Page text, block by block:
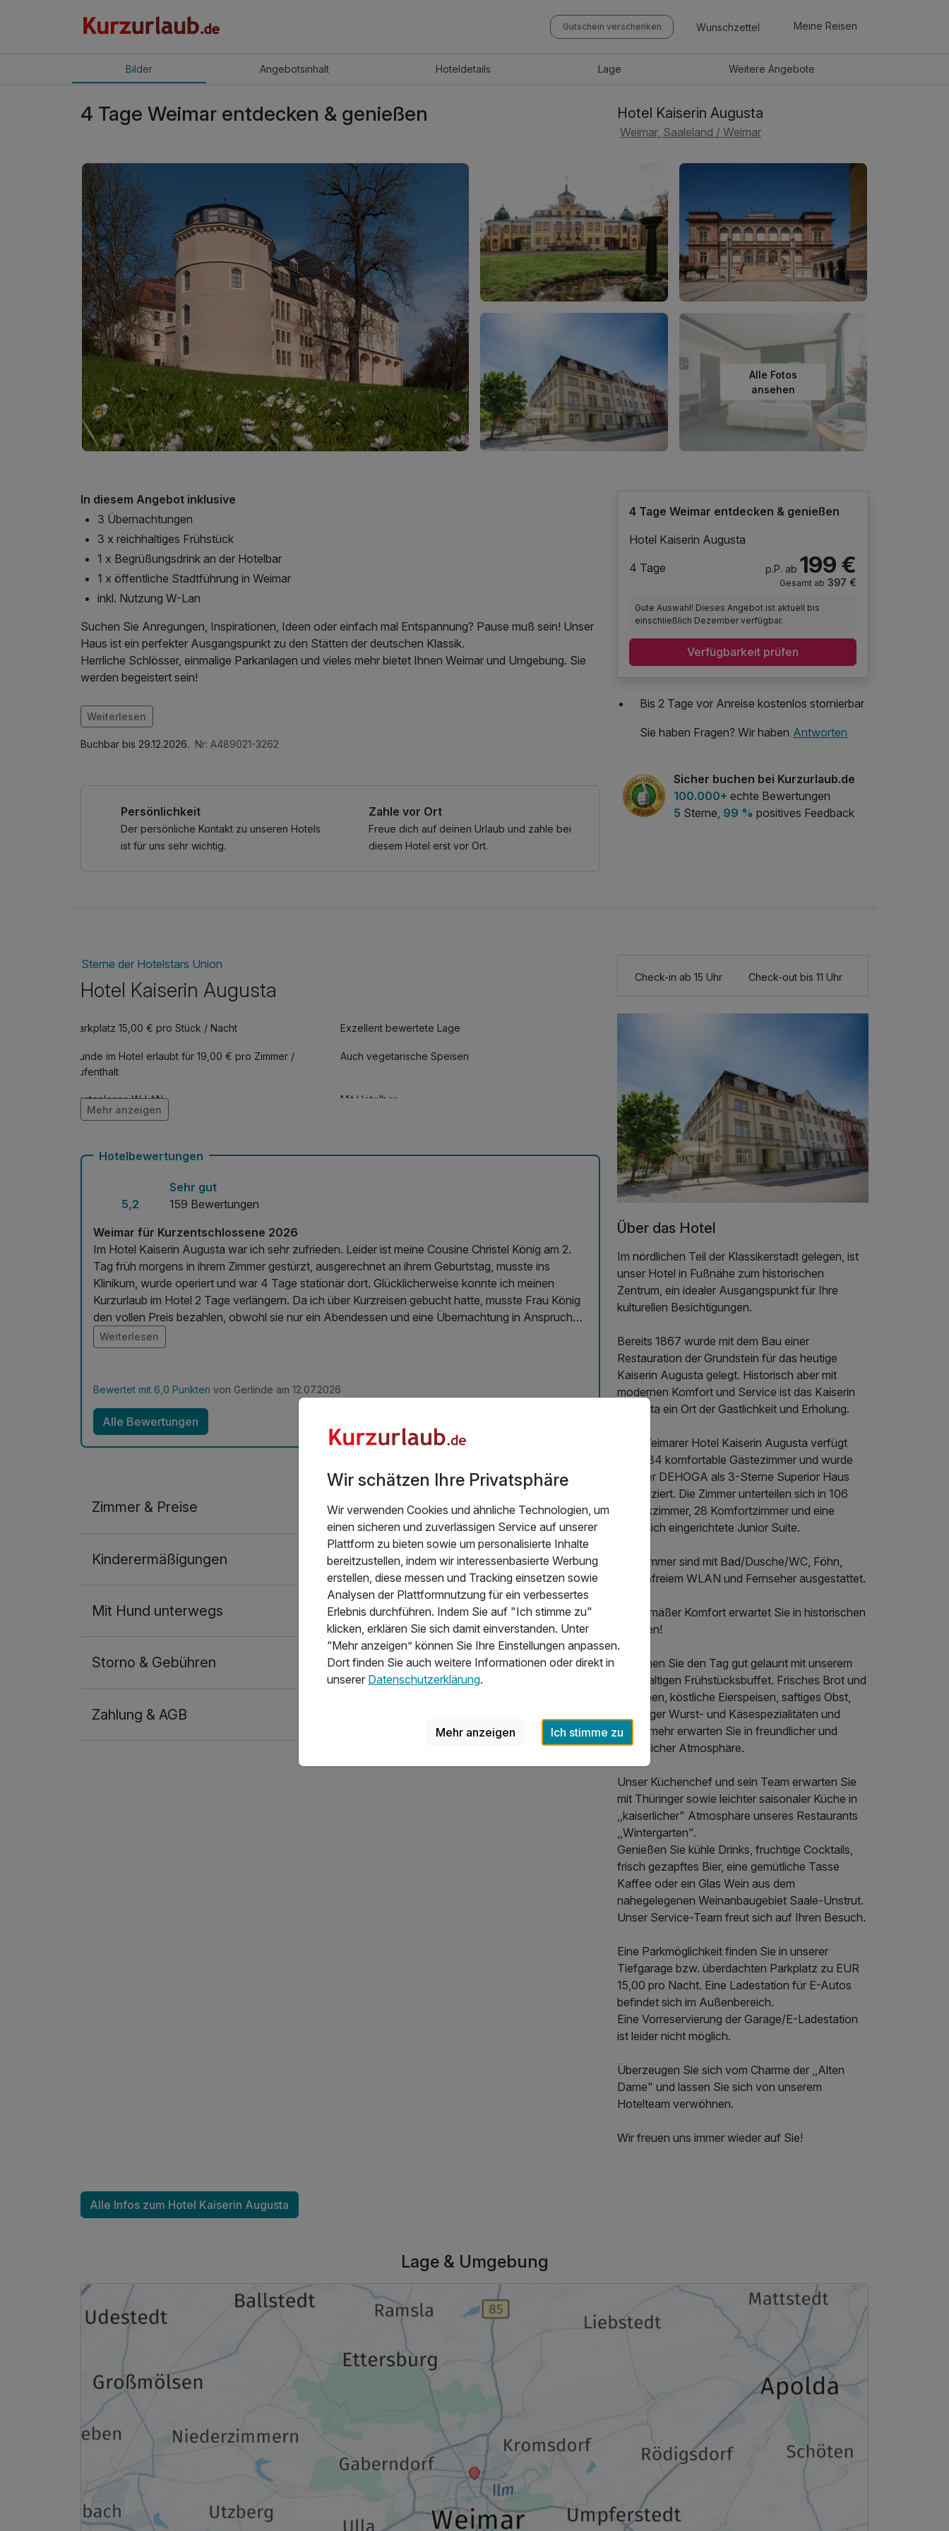
Gutschein verschenken Wunschzettel Meine Reisen
Bilder Angebotsinhalt Hoteldetails Lage WeitereAngebote
4 Tage Weimar entdecken & genießen Hotel Kaiserin Augusta
Weimar, Saaleland / Weimar
Alle Fotos
ansehen
In diesem Angebot inklusive
3 Übernachtungen
3 x reichhaltiges Frühstück
1 x Begrüßungsdrink an der Hotelbar
1 x öffentliche Stadtführung in Weimar
inkl. Nutzung W-Lan
Suchen Sie Anregungen, Inspirationen, Ideen oder einfach mal Entspannung? Pause muß sein! Unser
Haus ist ein perfekter Ausgangspunkt zu den Stätten der deutschen Klassik.
Herrliche Schlösser, einmalige Parkanlagen und vieles mehr bietet Ihnen Weimar und Umgebung. Sie
werden begeistert sein!
Im Angebot enthalten
W-LAN Nutzung / Internetnutzung
Weiterlesen
Buchbar bis 29.12.2026. Nr: A489021-3262
Persönlichkeit
Der persönliche Kontakt zu unseren Hotels
ist für uns sehr wichtig.
Zahle vor Ort
Freue dich auf deinen Urlaub und zahle bei
diesem Hotel erst vor Ort.
4 Tage Weimar entdecken & genießen
Hotel Kaiserin Augusta
4 Tage
p.P. ab 199 €
Gesamt ab 397 €
Gute Auswahl! Dieses Angebot ist aktuell bis
einschließlich Dezember verfügbar.
Verfügbarkeit prüfen
Bis 2 Tage vor Anreise kostenlos stornierbar
Sie haben Fragen? Wir haben Antworten
Sicher buchen bei Kurzurlaub.de
100.000+ echte Bewertungen
5 Sterne, 99 % positives Feedback
Sterne der Hotelstars Union
Hotel Kaiserin Augusta
Parkplatz 15,00 € pro Stück / Nacht Exzellent bewertete Lage
Hunde im Hotel erlaubt für 19,00 € pro Zimmer /
Aufenthalt
Auch vegetarische Speisen
Kostenloses W-LAN
Mit Hotelbar
Mehr anzeigen
Hotelbewertungen
5,2
Sehr gut
159 Bewertungen
Weimar für Kurzentschlossene 2026
Im Hotel Kaiserin Augusta war ich sehr zufrieden. Leider ist meine Cousine Christel König am 2.
Tag früh morgens in ihrem Zimmer gestürzt, ausgerechnet an ihrem Geburtstag, musste ins
Klinikum, wurde operiert und war 4 Tage stationär dort. Glücklicherweise konnte ich meinen
Kurzurlaub im Hotel 2 Tage verlängern. Da ich über Kurzreisen gebucht hatte, musste Frau König
den vollen Preis bezahlen, obwohl sie nur ein Abendessen und eine Übernachtung in Anspruch
genommen hatte. Hätte ich direkt im Hotel gebucht, wären sie mir entgegen gekommen und
hätten die eine Übernachtung und 2 mal Frühstücksbuffet abgezogen.
Weiterlesen
Bewertet mit 6,0 Punkten von Gerlinde am 12.07.2026
Alle Bewertungen
Zimmer & Preise
2 Erwachsene
Ausstattung
Zusatznächte
Für 4 Tage p.P. ab 296,00 €
Kinderermäßigungen
Mit Hund unterwegs
Storno & Gebühren
Zahlung & AGB
Check-in ab 15 Uhr Check-out bis 11 Uhr
Über das Hotel
Im nördlichen Teil der Klassikerstadt gelegen, ist
unser Hotel in Fußnähe zum historischen
Zentrum, ein idealer Ausgangspunkt für Ihre
kulturellen Besichtigungen.
Bereits 1867 wurde mit dem Bau einer
Restauration der Grundstein für das heutige
Kaiserin Augusta gelegt. Historisch aber mit
modernen Komfort und Service ist das Kaiserin
Augusta ein Ort der Gastlichkeit und Erholung.
Das Weimarer Hotel Kaiserin Augusta verfügt
über 134 komfortable Gästezimmer und wurde
von der DEHOGA als 3-Sterne Superior Haus
klassifiziert. Die Zimmer unterteilen sich in 106
Klassikzimmer, 28 Komfortzimmer und eine
behaglich eingerichtete Junior Suite.
Alle Zimmer sind mit Bad/Dusche/WC, Föhn,
kostenfreiem WLAN und Fernseher ausgestattet.
Zeitgemäßer Komfort erwartet Sie in historischen
Räumen!
Beginnen Sie den Tag gut gelaunt mit unserem
reichhaltigen Frühstücksbuffet. Frisches Brot und
Brötchen, köstliche Eierspeisen, saftiges Obst,
Thüringer Wurst- und Käsespezialitäten und
vieles mehr erwarten Sie in freundlicher und
gemütlicher Atmosphäre.
Unser Küchenchef und sein Team erwarten Sie
mit Thüringer sowie leichter saisonaler Küche in
,,kaiserlicher" Atmosphäre unseres Restaurants
,,Wintergarten".
Genießen Sie kühle Drinks, fruchtige Cocktails,
frisch gezapftes Bier, eine gemütliche Tasse
Kaffee oder ein Glas Wein aus dem
nahegelegenen Weinanbaugebiet Saale-Unstrut.
Unser Service-Team freut sich auf Ihren Besuch.
Eine Parkmöglichkeit finden Sie in unserer
Tiefgarage bzw. überdachten Parkplatz zu EUR
15,00 pro Nacht. Eine Ladestation für E-Autos
befindet sich im Außenbereich.
Eine Vorreservierung der Garage/E-Ladestation
ist leider nicht möglich.
Überzeugen Sie sich vom Charme der ,,Alten
Dame" und lassen Sie sich von unserem
Hotelteam verwöhnen.
Wir freuen uns immer wieder auf Sie!
Alle Infos zum Hotel Kaiserin Augusta
Lage & Umgebung
Wir schätzen Ihre Privatsphäre
Wir verwenden Cookies und ähnliche Technologien, um
einen sicheren und zuverlässigen Service auf unserer
Plattform zu bieten sowie um personalisierte Inhalte
bereitzustellen, indem wir interessenbasierte Werbung
erstellen, diese messen und Tracking einsetzen sowie
Analysen der Plattformnutzung für ein verbessertes
Erlebnis durchführen. Indem Sie auf "Ich stimme zu"
klicken, erklären Sie sich damit einverstanden. Unter
“Mehr anzeigen” können Sie Ihre Einstellungen anpassen.
Dort finden Sie auch weitere Informationen oder direkt in
unserer Datenschutzerklärung.
Mehr anzeigen Ich stimme zu